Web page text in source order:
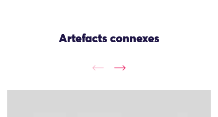
Artefacts connexes